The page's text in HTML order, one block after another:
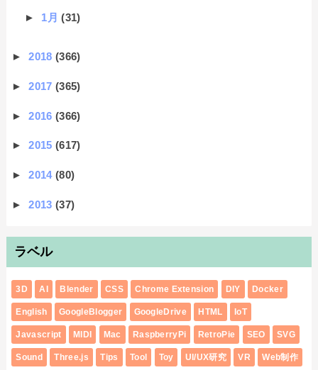
► 1月(31)
►2018(366)
►2017(365)
►2016(366)
►2015(617)
►2014(80)
►2013(37)
ラベル
3D AI Blender CSS Chrome Extension DIY Docker
English GoogleBlogger GoogleDrive HTML IoT
Javascript MIDI Mac RaspberryPi RetroPie SEO SVG
Sound Three.js Tips Tool Toy UI/UX研究 VR Web制作